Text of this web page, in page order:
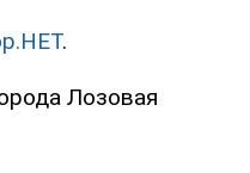
.
Лозовая